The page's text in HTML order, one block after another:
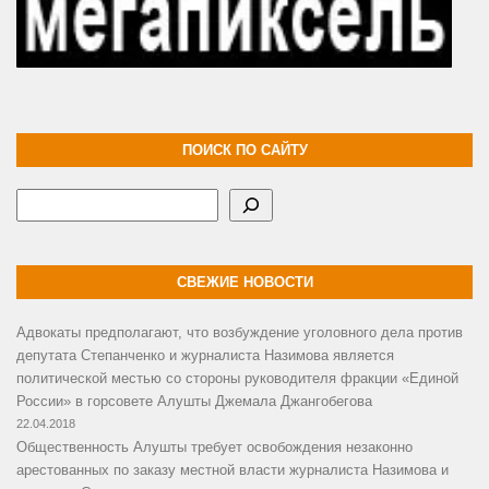
ПОИСК ПО САЙТУ
СВЕЖИЕ НОВОСТИ
Адвокаты предполагают, что возбуждение уголовного дела против
депутата Степанченко и журналиста Назимова является
политической местью со стороны руководителя фракции «Единой
России» в горсовете Алушты Джемала Джангобегова
22.04.2018
Общественность Алушты требует освобождения незаконно
арестованных по заказу местной власти журналиста Назимова и